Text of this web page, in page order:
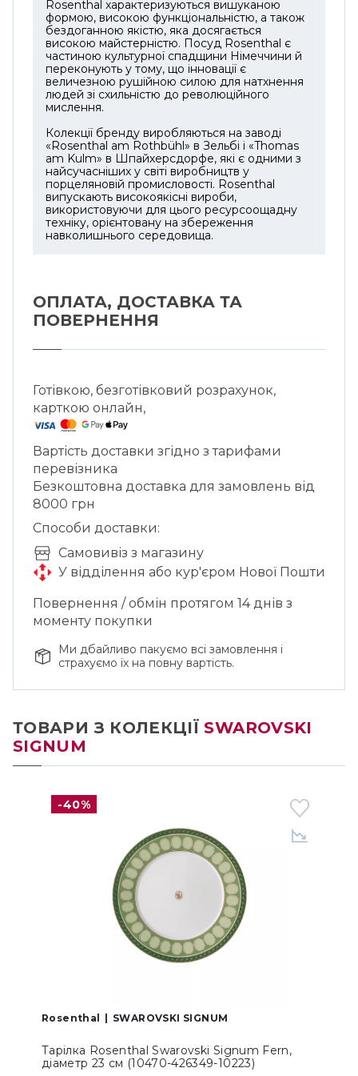
Rosenthal характеризуються вишуканою
формою, високою функціональністю, а також
бездоганною якістю, яка досягається
високою майстерністю. Посуд Rosenthal є
частиною культурної спадщини Німеччини й
переконують у тому, що інновації є
величезною рушійною силою для натхнення
людей зі схильністю до революційного
мислення.
Колекції бренду виробляються на заводі
«Rosenthal am Rothbühl» в Зельбі і «Thomas
am Kulm» в Шпайхерсдорфе, які є одними з
найсучасніших у світі виробництв у
порцеляновій промисловості. Rosenthal
випускають високоякісні вироби,
використовуючи для цього ресурсоощадну
техніку, орієнтовану на збереження
навколишнього середовища.
ОПЛАТА, ДОСТАВКА ТА
ПОВЕРНЕННЯ
Готівкою, безготівковий розрахунок,
карткою онлайн,
Вартість доставки згідно з тарифами
перевізника
Безкоштовна доставка для замовлень від
8000 грн
Способи доставки:
Cамовивіз з магазину
У відділення або кур'єром Нової Пошти
Повернення / обмін протягом 14 днів з
моменту покупки
Ми дбайливо пакуємо всі замовлення і
страхуємо їх на повну вартість.
ТОВАРИ З КОЛЕКЦІЇSWAROVSKI
SIGNUM
-40%
Rosenthal SWAROVSKI SIGNUM
Тарілка Rosenthal Swarovski Signum Fern,
діаметр 23 см (10470-426349-10223)